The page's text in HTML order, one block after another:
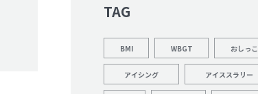
TAG
BMI WBGT おしっこ
アイシング アイススラリー